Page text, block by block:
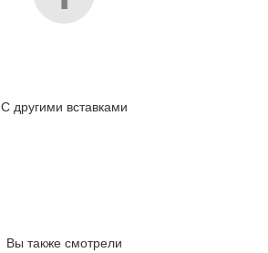
С другими вставками
Вы также смотрели